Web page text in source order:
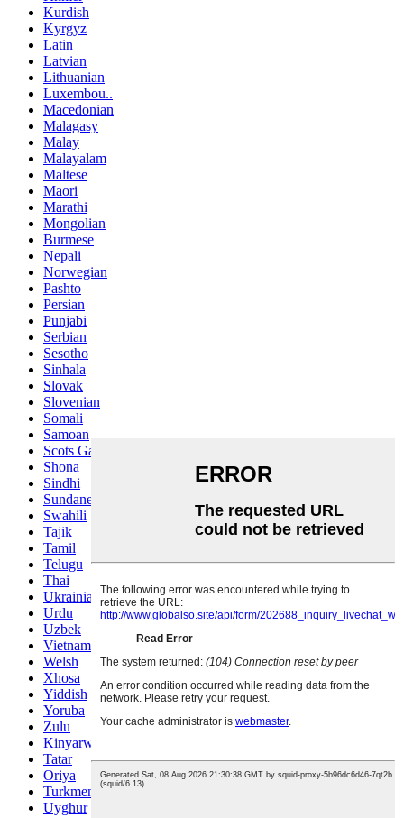
Kurdish
Kyrgyz
Latin
Latvian
Lithuanian
Luxembou..
Macedonian
Malagasy
Malay
Malayalam
Maltese
Maori
Marathi
Mongolian
Burmese
Nepali
Norwegian
Pashto
Persian
Punjabi
Serbian
Sesotho
Sinhala
Slovak
Slovenian
Somali
Samoan
Scots Gaelic
Shona
Sindhi
Sundanese
Swahili
Tajik
Tamil
Telugu
Thai
Ukrainian
Urdu
Uzbek
Vietnamese
Welsh
Xhosa
Yiddish
Yoruba
Zulu
Kinyarwanda
Tatar
Oriya
Turkmen
Uyghur